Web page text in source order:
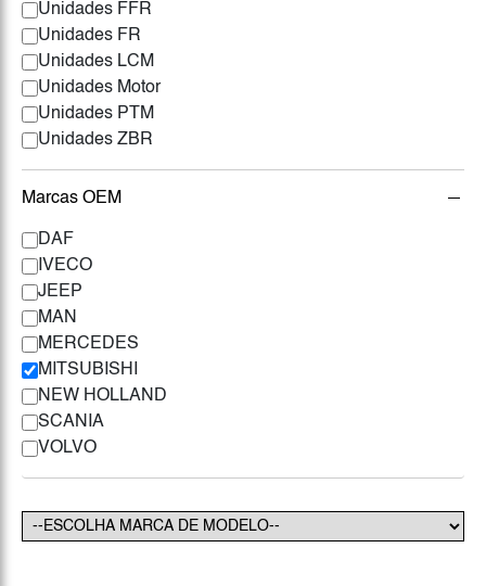
Unidades FFR
Unidades FR
Unidades LCM
Unidades Motor
Unidades PTM
Unidades ZBR
Marcas OEM
DAF
IVECO
JEEP
MAN
MERCEDES
MITSUBISHI
NEW HOLLAND
SCANIA
VOLVO